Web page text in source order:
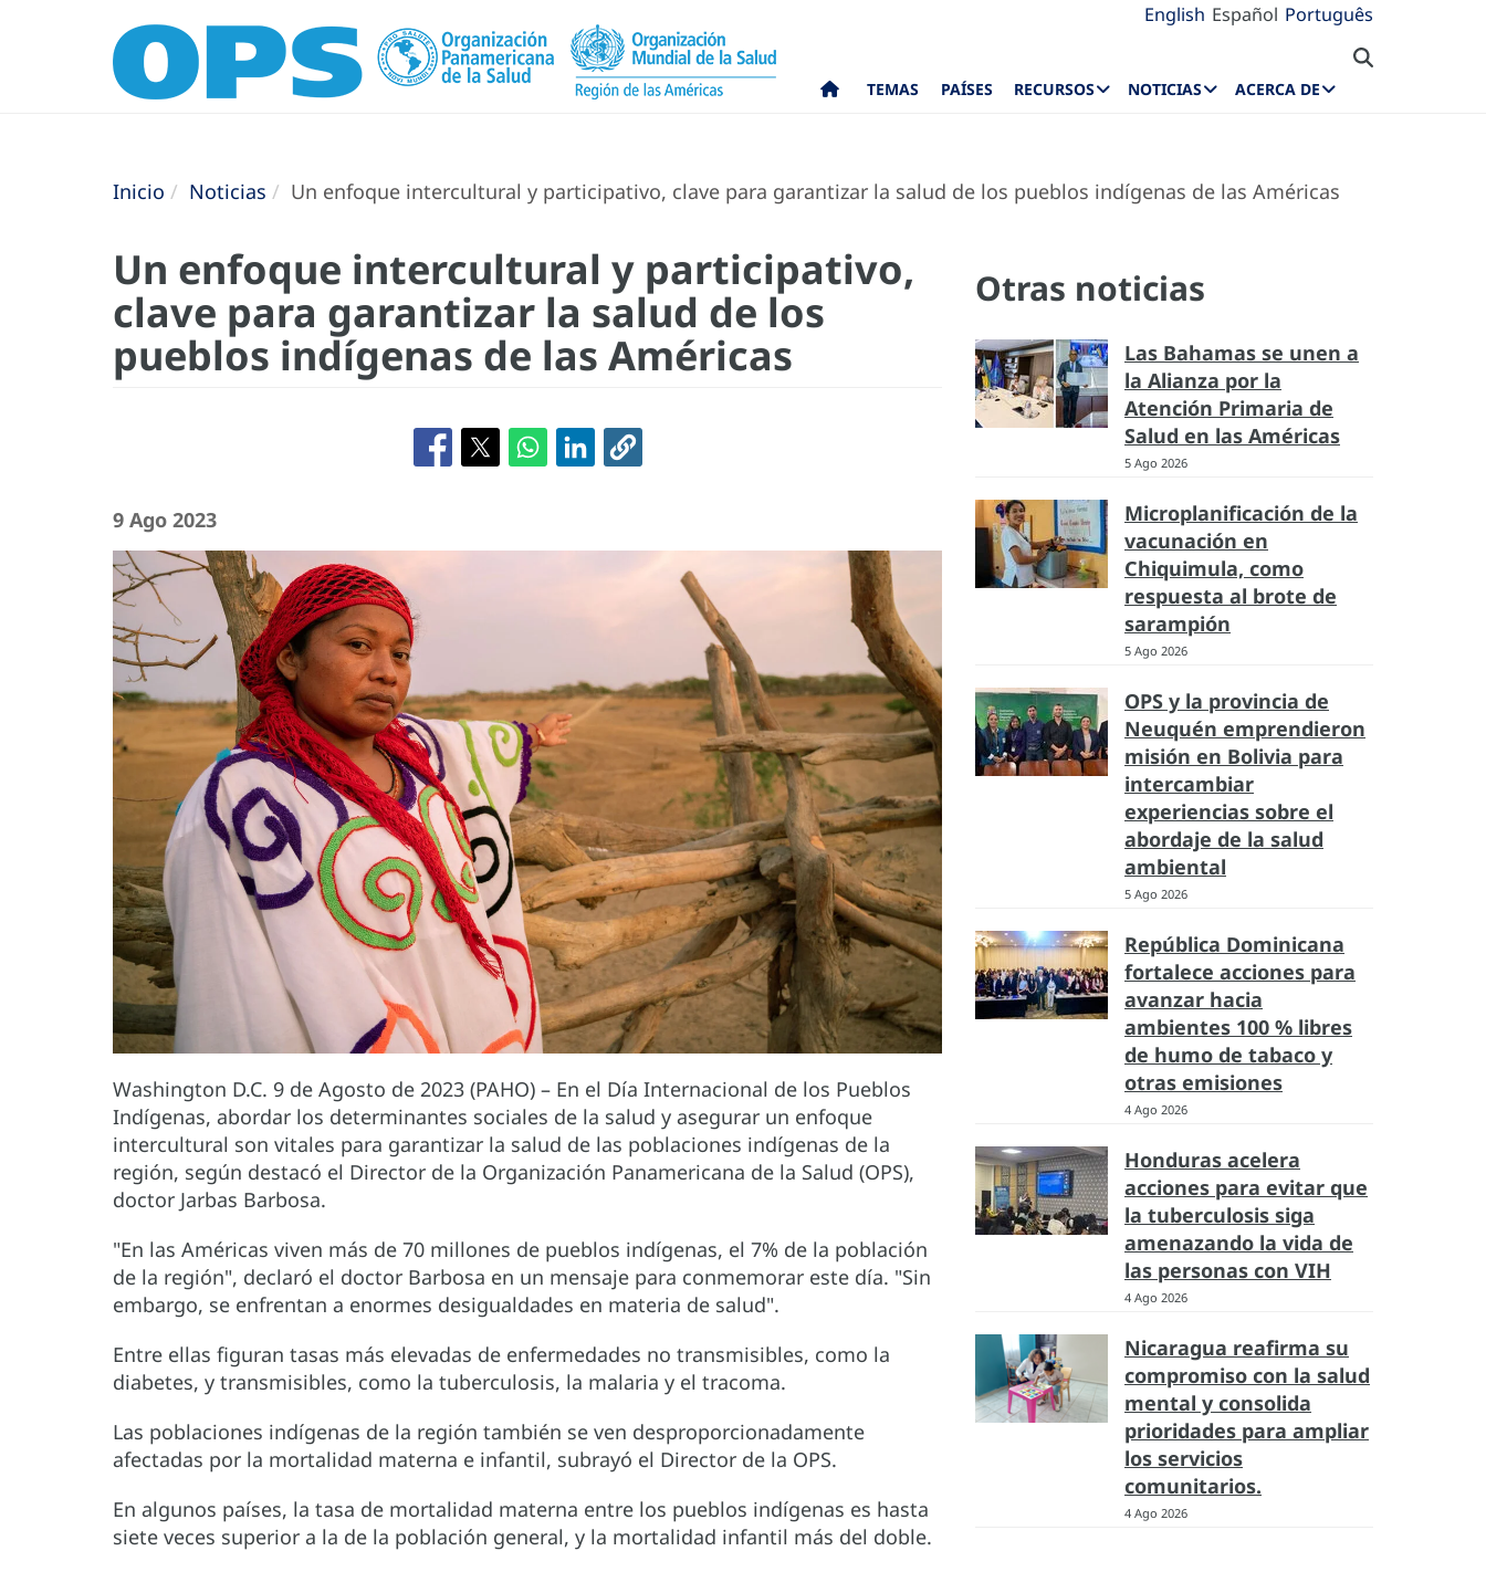
English Español Português
TEMAS PAÍSES RECURSOS NOTICIAS ACERCA DE
Inicio Noticias Un enfoque intercultural y participativo, clave para garantizar la salud de los pueblos indígenas de las Américas
Un enfoque intercultural y participativo,
clave para garantizar la salud de los
pueblos indígenas de las Américas
9 Ago 2023
Washington D.C. 9 de Agosto de 2023 (PAHO) – En el Día Internacional de los Pueblos
Indígenas, abordar los determinantes sociales de la salud y asegurar un enfoque
intercultural son vitales para garantizar la salud de las poblaciones indígenas de la
región, según destacó el Director de la Organización Panamericana de la Salud (OPS),
doctor Jarbas Barbosa.
"En las Américas viven más de 70 millones de pueblos indígenas, el 7% de la población
de la región", declaró el doctor Barbosa en un mensaje para conmemorar este día. "Sin
embargo, se enfrentan a enormes desigualdades en materia de salud".
Entre ellas figuran tasas más elevadas de enfermedades no transmisibles, como la
diabetes, y transmisibles, como la tuberculosis, la malaria y el tracoma.
Las poblaciones indígenas de la región también se ven desproporcionadamente
afectadas por la mortalidad materna e infantil, subrayó el Director de la OPS.
En algunos países, la tasa de mortalidad materna entre los pueblos indígenas es hasta
siete veces superior a la de la población general, y la mortalidad infantil más del doble.
Otras noticias
Las Bahamas se unen a
la Alianza por la
Atención Primaria de
Salud en las Américas
5 Ago 2026
Microplanificación de la
vacunación en
Chiquimula, como
respuesta al brote de
sarampión
5 Ago 2026
OPS y la provincia de
Neuquén emprendieron
misión en Bolivia para
intercambiar
experiencias sobre el
abordaje de la salud
ambiental
5 Ago 2026
República Dominicana
fortalece acciones para
avanzar hacia
ambientes 100 % libres
de humo de tabaco y
otras emisiones
4 Ago 2026
Honduras acelera
acciones para evitar que
la tuberculosis siga
amenazando la vida de
las personas con VIH
4 Ago 2026
Nicaragua reafirma su
compromiso con la salud
mental y consolida
prioridades para ampliar
los servicios
comunitarios.
4 Ago 2026